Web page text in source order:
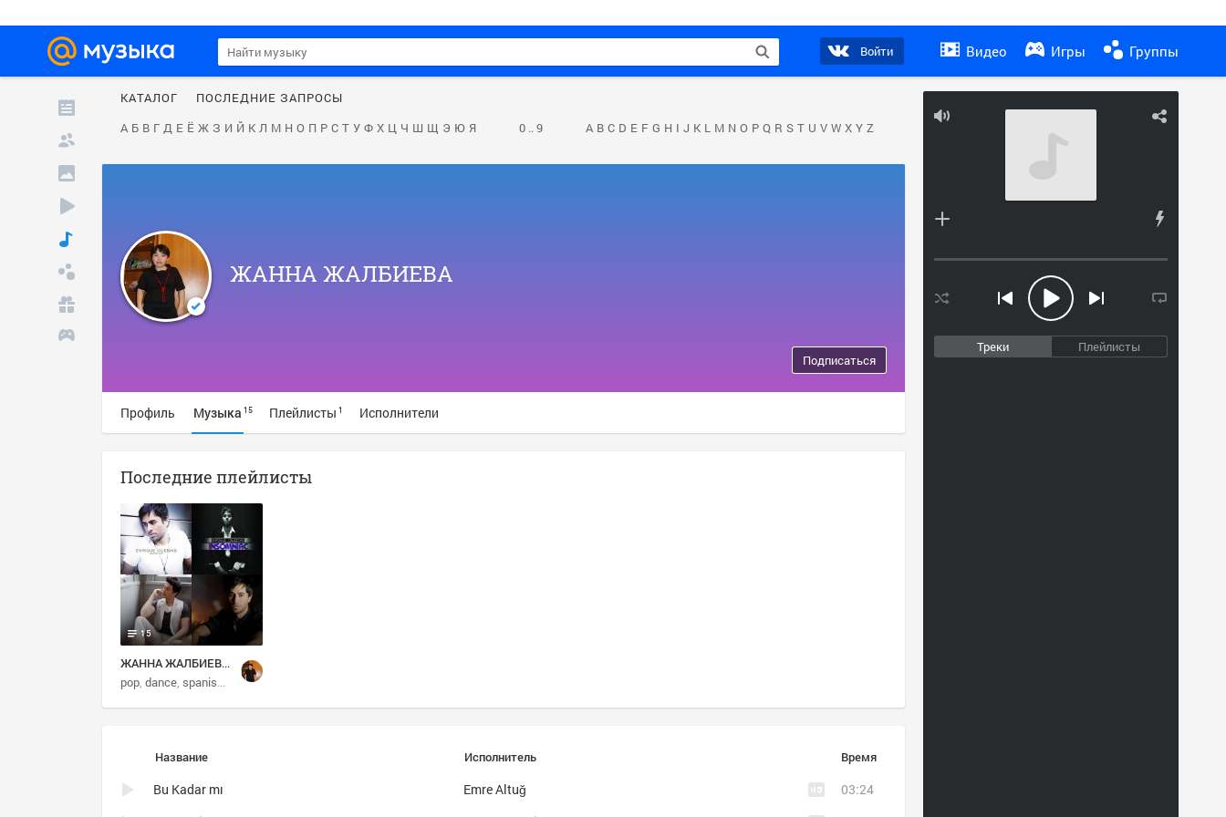
Войти Видео Игры Группы
Треки Плейлисты
КАТАЛОГ
ПОСЛЕДНИЕ ЗАПРОСЫ
А Б В Г Д Е Ё Ж З И Й К Л М Н О П Р С Т У Ф Х Ц Ч Ш Щ Э Ю Я 0 .. 9 A B C D E F G H I J K L M N O P Q R S T U V W X Y Z
ЖАННА ЖАЛБИЕВА
Подписаться
Профиль Музыка 15 Плейлисты 1 Исполнители
Последние плейлисты
ЖАННА ЖАЛБИЕВА: Избранное
15
pop dance spanish latin
Название Исполнитель Время
Bu Kadar mı Emre Altuğ
03:24